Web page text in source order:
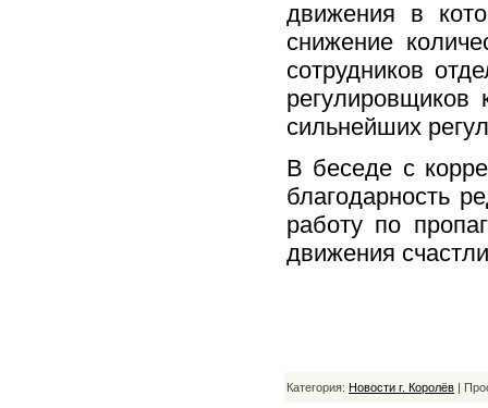
движения в
снижение
coтрудников
сильнейших
В беседе с
благодарность
работу по
движения
Категория: Новости г. Королёв |